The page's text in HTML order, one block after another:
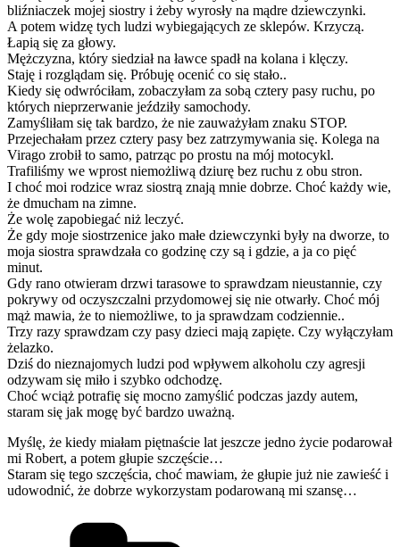
bliźniaczek mojej siostry i żeby wyrosły na mądre dziewczynki.
A potem widzę tych ludzi wybiegających ze sklepów. Krzyczą.
Łapią się za głowy.
Mężczyzna, który siedział na ławce spadł na kolana i klęczy.
Staję i rozglądam się. Próbuję ocenić co się stało..
Kiedy się odwróciłam, zobaczyłam za sobą cztery pasy ruchu, po
których nieprzerwanie jeździły samochody.
Zamyśliłam się tak bardzo, że nie zauważyłam znaku STOP.
Przejechałam przez cztery pasy bez zatrzymywania się. Kolega na
Virago zrobił to samo, patrząc po prostu na mój motocykl.
Trafiliśmy we wprost niemożliwą dziurę bez ruchu z obu stron.
I choć moi rodzice wraz siostrą znają mnie dobrze. Choć każdy wie,
że dmucham na zimne.
Że wolę zapobiegać niż leczyć.
Że gdy moje siostrzenice jako małe dziewczynki były na dworze, to
moja siostra sprawdzała co godzinę czy są i gdzie, a ja co pięć
minut.
Gdy rano otwieram drzwi tarasowe to sprawdzam nieustannie, czy
pokrywy od oczyszczalni przydomowej się nie otwarły. Choć mój
mąż mawia, że to niemożliwe, to ja sprawdzam codziennie..
Trzy razy sprawdzam czy pasy dzieci mają zapięte. Czy wyłączyłam
żelazko.
Dziś do nieznajomych ludzi pod wpływem alkoholu czy agresji
odzywam się miło i szybko odchodzę.
Choć wciąż potrafię się mocno zamyślić podczas jazdy autem,
staram się jak mogę być bardzo uważną.
Myślę, że kiedy miałam piętnaście lat jeszcze jedno życie podarował
mi Robert, a potem głupie szczęście…
Staram się tego szczęścia, choć mawiam, że głupie już nie zawieść i
udowodnić, że dobrze wykorzystam podarowaną mi szansę…